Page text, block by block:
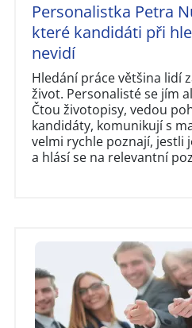
Personalistka Petra
které kandidáti při
nevidí
Hledání práce většina lidí
život. Personalisté se jím
Čtou životopisy, vedou
kandidáty, komunikují s
velmi rychle poznají, jestli
a hlásí se na relevantní